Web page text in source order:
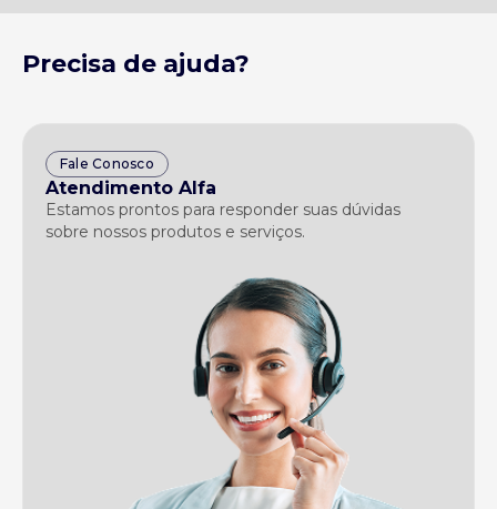
Precisa de ajuda?
Fale Conosco
Atendimento Alfa
Estamos prontos para responder suas dúvidas
sobre nossos produtos e serviços.